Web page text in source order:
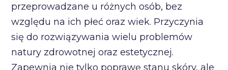
przeprowadzane u różnych osób, bez
względu na ich płeć oraz wiek. Przyczynia
się do rozwiązywania wielu problemów
natury zdrowotnej oraz estetycznej.
Zapewnia nie tylko poprawę stanu skóry, ale